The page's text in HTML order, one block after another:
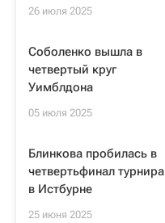
26 июля 2025
Соболенко вышла в
четвертый круг
Уимблдона
05 июля 2025
Блинкова пробилась в
четвертьфинал турнира
в Истбурне
25 июня 2025